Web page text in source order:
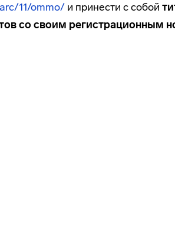
11/ommo/ и принести с собой
со своим регистрационным